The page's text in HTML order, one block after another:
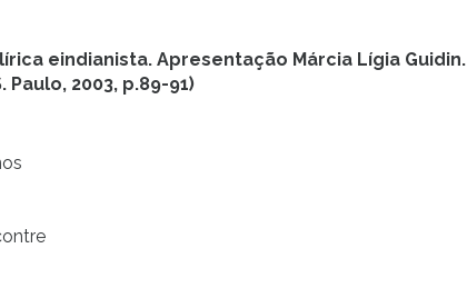
eindianista. Apresentação Márcia Lígia Guidin.
Paulo, 2003, p.89-91)